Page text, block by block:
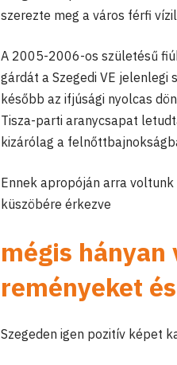
szerezte meg a város férfi
A 2005-2006-os születésű
gárdát a Szegedi VE jelenlegi
később az ifjúsági nyolcas
Tisza-parti aranycsapat
kizárólag a
Ennek apropóján arra
küszöbére érkezve
mégis
reményeket
Szegeden igen pozitív képet